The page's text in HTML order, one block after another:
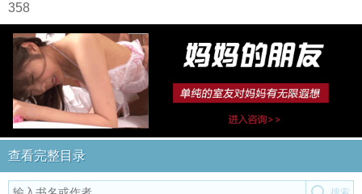
358
查看完整目录